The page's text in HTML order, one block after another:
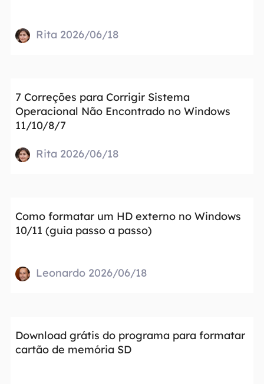
Rita 2026/06/18
7 Correções para Corrigir Sistema
Operacional Não Encontrado no Windows
11/10/8/7
Rita 2026/06/18
Como formatar um HD externo no Windows
10/11 (guia passo a passo)
Leonardo 2026/06/18
Download grátis do programa para formatar
cartão de memória SD